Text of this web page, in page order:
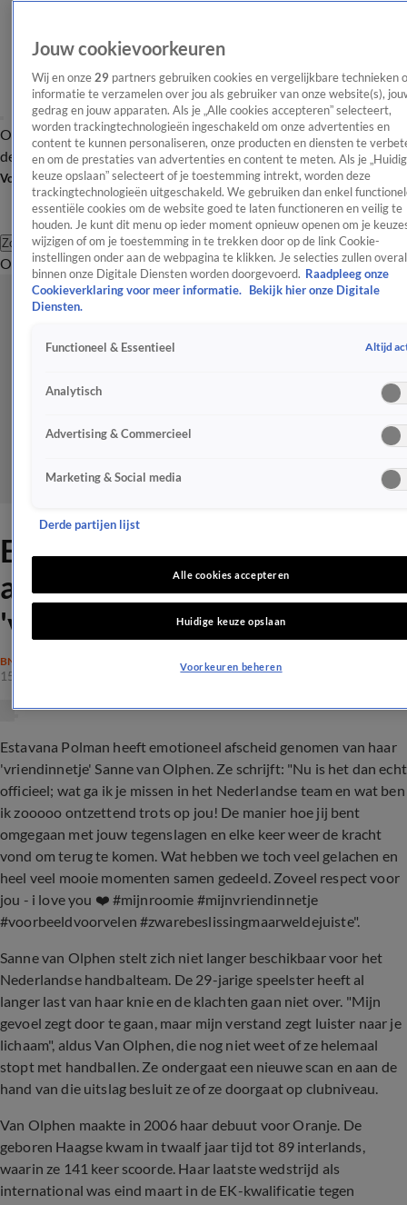
OverzichtAfleveringen Entertainment TV Algemeen
Tip
de redactieNieuwsbrief
Volg Shownieuws
Zoeken
OverzichtEntertainmentSpraakmakendRealityCrimeVideo's
Estavana neemt emotioneel
afscheid van haar
'vriendinnetje'
BN'ERS
15 mei 2018, 13:57
Estavana Polman heeft emotioneel afscheid genomen van haar
'vriendinnetje' Sanne van Olphen. Ze schrijft: "Nu is het dan echt
officieel; wat ga ik je missen in het Nederlandse team en wat ben
ik zooooo ontzettend trots op jou! De manier hoe jij bent
omgegaan met jouw tegenslagen en elke keer weer de kracht
vond om terug te komen. Wat hebben we toch veel gelachen en
heel veel mooie momenten samen gedeeld. Zoveel respect voor
jou - i love you ❤️ #mijnroomie #mijnvriendinnetje
#voorbeeldvoorvelen #zwarebeslissingmaarweldejuiste".
Sanne van Olphen stelt zich niet langer beschikbaar voor het
Nederlandse handbalteam. De 29-jarige speelster heeft al
langer last van haar knie en de klachten gaan niet over. "Mijn
gevoel zegt door te gaan, maar mijn verstand zegt luister naar je
lichaam", aldus Van Olphen, die nog niet weet of ze helemaal
stopt met handballen. Ze ondergaat een nieuwe scan en aan de
hand van die uitslag besluit ze of ze doorgaat op clubniveau.
Van Olphen maakte in 2006 haar debuut voor Oranje. De
geboren Haagse kwam in twaalf jaar tijd tot 89 interlands,
waarin ze 141 keer scoorde. Haar laatste wedstrijd als
international was eind maart in de EK-kwalificatie tegen
Jouw cookievoorkeuren
Wij en onze 29 partners gebruiken cookies en vergelijkbare technieken
informatie te verzamelen over jou als gebruiker van onze website(s),
gedrag en jouw apparaten. Als je „Alle cookies accepteren” selecteert,
worden trackingtechnologieën ingeschakeld om onze advertenties en
content te kunnen personaliseren, onze producten en diensten te
en om de prestaties van advertenties en content te meten. Als je
keuze opslaan” selecteert of je toestemming intrekt, worden deze
trackingtechnologieën uitgeschakeld. We gebruiken dan enkel
essentiële cookies om de website goed te laten functioneren en veilig te
houden. Je kunt dit menu op ieder moment opnieuw openen om je
wijzigen of om je toestemming in te trekken door op de link Cookie-
instellingen onder aan de webpagina te klikken. Je selecties zullen overal
binnen onze Digitale Diensten worden doorgevoerd. Raadpleeg onze
Cookieverklaring voor meer informatie.
Bekijk hier onze Digitale
Diensten.
Functioneel & Essentieel Altijd
Analytisch
Advertising & Commercieel
Marketing & Social media
Derde partijen lijst
Alle cookies accepteren
Huidige keuze opslaan
Voorkeuren beheren